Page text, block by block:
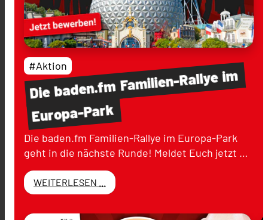
Diebaden.fmFamilien-Rallyeim
Europa-Park
#Aktion
Die baden.fm Familien-Rallye im Europa-Park
geht in die nächste Runde! Meldet Euch jetzt …
WEITERLESEN ...